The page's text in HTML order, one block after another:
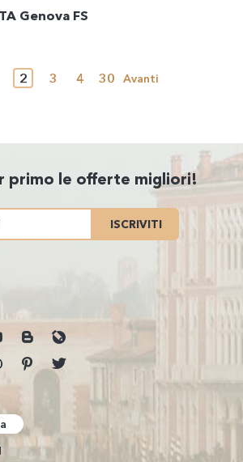
Genova FS
2 3 4 30 Avanti
primo le offerte migliori!
ISCRIVITI